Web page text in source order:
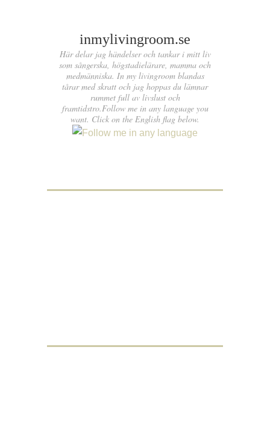
inmylivingroom.se
Här delar jag händelser och tankar i mitt liv
som sångerska, högstadielärare, mamma och
medmänniska. In my livingroom blandas
tårar med skratt och jag hoppas du lämnar
rummet full av livslust och
framtidstro.Follow me in any language you
want. Click on the English flag below.